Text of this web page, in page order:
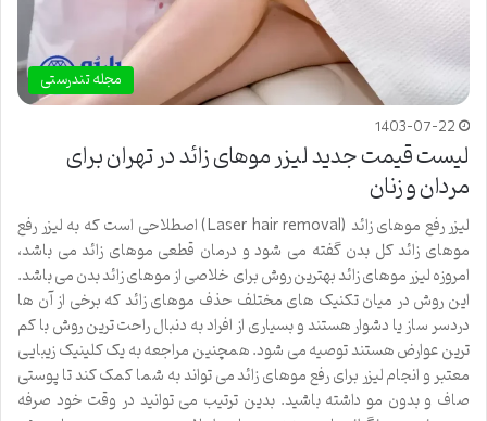
مجله تندرستی
1403-07-22
لیست قیمت جدید لیزر موهای زائد در تهران برای
مردان و زنان
لیزر رفع موهای زائد (Laser hair removal) اصطلاحی است که به لیزر رفع
موهای زائد کل بدن گفته می‌ شود و درمان قطعی موهای زائد می باشد،
امروزه لیزر موهای زائد بهترین روش برای خلاصی از موهای زائد بدن می باشد.
این روش در میان تکنیک های مختلف حذف موهای زائد که برخی از آن ها
دردسر ساز یا دشوار هستند و بسیاری از افراد به دنبال راحت ترین روش با کم
ترین عوارض هستند توصیه می شود. همچنین مراجعه به یک کلینیک زیبایی
معتبر و انجام لیزر برای رفع موهای زائد می تواند به شما کمک کند تا پوستی
صاف و بدون مو داشته باشید. بدین ترتیب می توانید در وقت خود صرفه